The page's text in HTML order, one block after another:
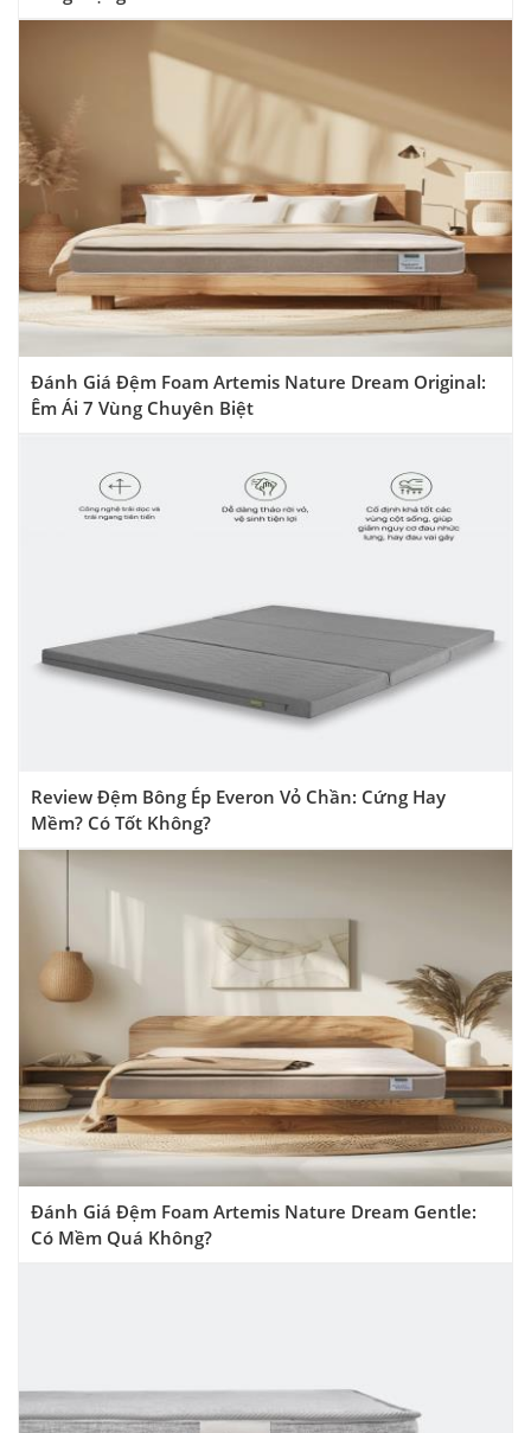
Đánh Giá Đệm Foam Artemis Nature Dream Original:
Êm Ái 7 Vùng Chuyên Biệt
Review Đệm Bông Ép Everon Vỏ Chần: Cứng Hay
Mềm? Có Tốt Không?
Đánh Giá Đệm Foam Artemis Nature Dream Gentle:
Có Mềm Quá Không?